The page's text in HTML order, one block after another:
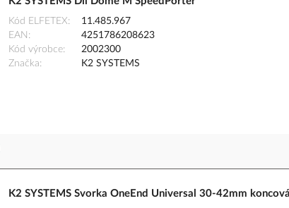
Kód ELFETEX
11.485.967
EAN
4251786208623
Kód výrobce
2002300
Značka
K2 SYSTEMS
K2 SYSTEMS Svorka OneEnd Universal 30-42mm